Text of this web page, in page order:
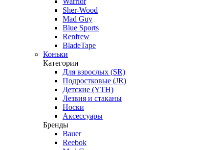
Sher-Wood
Mad Guy
Blue Sports
Renfrew
BladeTape
Коньки
Категории
Для взрослых (SR)
Подростковые (JR)
Детские (YTH)
Лезвия и стаканы
Носки
Аксессуары
Бренды
Bauer
Reebok